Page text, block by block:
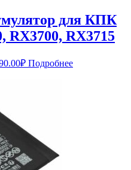
для КПК
RX3700, RX3715
₽Текущая
цена:
Подробнее